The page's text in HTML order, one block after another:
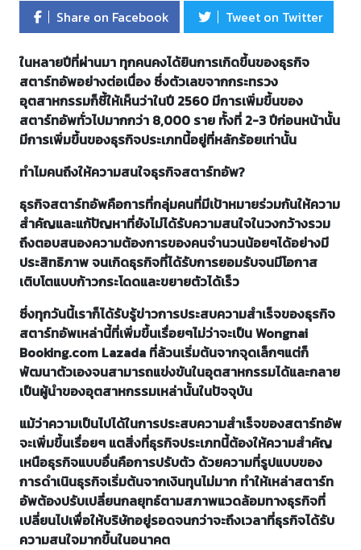
Share on Facebook Tweet on Twitter
ในหลายปีที่ผ่านมา ทุกคนคงได้ยินการเกิดขึ้นของธุรกิจ
สตาร์ทอัพอย่างต่อเนื่อง ซึ่งตัวเลขจากกระทรวง
อุตสาหกรรมก็ชี้ให้เห็นว่าในปี 2560 มีการเพิ่มขึ้นของ
สตาร์ทอัพทั่วไปมากกว่า 8,000 ราย ทั้งที่ 2-3 ปีก่อนหน้านั้น
มีการเพิ่มขึ้นของธุรกิจประเภทนี้อยู่ที่หลักร้อยเท่านั้น
ทำไมคนถึงให้ความสนใจธุรกิจสตาร์ทอัพ?
ธุรกิจสตาร์ทอัพคือการที่กลุ่มคนที่มีเป้าหมายร่วมกันให้ความ
สำคัญและแก้ปัญหาที่ยังไม่ได้รับความสนใจในวงกว้างรวม
ถึงตอบสนองความต้องการของคนจำนวนน้อยๆได้อย่างมี
ประสิทธิภาพ จนเกิดธุรกิจที่ได้รับการยอมรับจนมีโอกาส
เติบโตแบบก้าวกระโดดและขยายตัวได้เร็ว
ซึ่งทุกวันนี้เราก็ได้รับรู้ข่าวการประสบความสำเร็จของธุรกิจ
สตาร์ทอัพเหล่านี้ที่เพิ่มขึ้นเรื่อยๆไม่ว่าจะเป็น Wongnai
Booking.com Lazada ที่ล้วนเริ่มต้นจากจุดเล็กๆแต่ก็
พัฒนาตัวเองจนสามารถแข่งขันในอุตสาหกรรมได้และกลาย
เป็นผู้นำของอุตสาหกรรมเหล่านั้นในปัจจุบัน
แม้ว่าความเป็นไปได้ในการประสบความสำเร็จของสตาร์ทอัพ
จะเพิ่มขึ้นเรื่อยๆ แตสิ่งที่ธุรกิจประเภทนี้ต้องให้ความสำคัญ
เหนือธุรกิจแบบอื่นคือการปรับตัว ด้วยความที่รูปแบบของ
การดำเนินธุรกิจเริ่มต้นจากเงินทุนไม่มาก ทำให้เหล่าสตาร์ท
อัพต้องปรับเปลี่ยนกลยุทธ์ตามสภาพแวดล้อมทางธุรกิจที่
เปลี่ยนไปเพื่อให้บริษัทอยู่รอดจนกว่าจะถึงเวลาที่ธุรกิจได้รับ
ความสนใจมากขึ้นในอนาคต